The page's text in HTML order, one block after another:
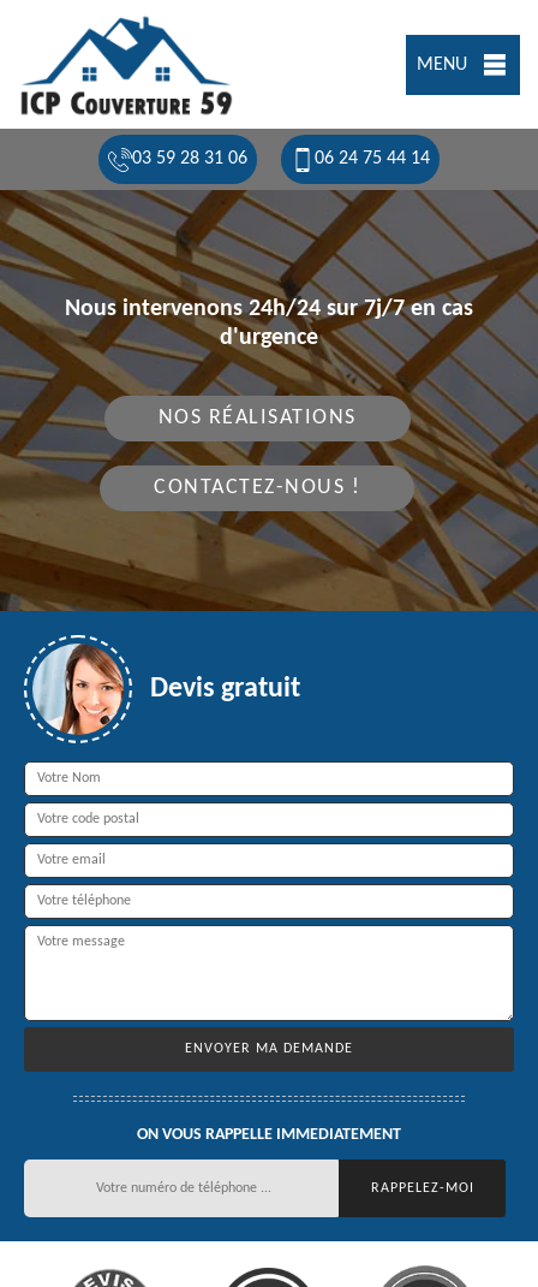
MENU
03 59 28 31 06 06 24 75 44 14
Nous intervenons 24h/24 sur 7j/7 en cas
d'urgence
NOS RÉALISATIONS
CONTACTEZ-NOUS !
Devis gratuit
ON VOUS RAPPELLE IMMEDIATEMENT